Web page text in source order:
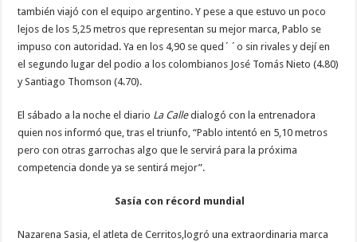
también viajó con el equipo argentino. Y pese a que estuvo un poco
lejos de los 5,25 metros que representan su mejor marca, Pablo se
impuso con autoridad. Ya en los 4,90 se qued´´o sin rivales y dejí en
el segundo lugar del podio a los colombianos José Tomás Nieto (4.80)
y Santiago Thomson (4.70).
El sábado a la noche el diario La Calledialogó con la entrenadora
quien nos informó que, tras el triunfo, “Pablo intentó en 5,10 metros
pero con otras garrochas algo que le servirá para la próxima
competencia donde ya se sentirá mejor”.
Sasía con récord mundial
Nazarena Sasia, el atleta de Cerritos,logró una extraordinaria marca